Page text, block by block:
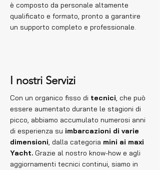
è composto da personale altamente
qualificato e formato, pronto a garantire
un supporto completo e professionale.
I nostri Servizi
Con un organico fisso di tecnici, che può
essere aumentato durante le stagioni di
picco, abbiamo accumulato numerosi anni
di esperienza su imbarcazioni di varie
dimensioni, dalla categoria mini ai maxi
Yacht. Grazie al nostro know-how e agli
aggiornamenti tecnici continui, siamo in